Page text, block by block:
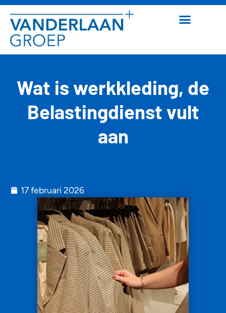
Wat is werkkleding, de
Belastingdienst vult
aan
17 februari 2026